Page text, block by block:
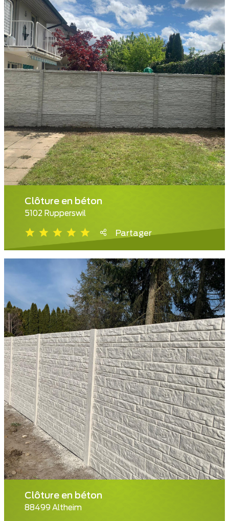
Clôture en béton
5102 Rupperswil
Partager
Clôture en béton
88499 Altheim